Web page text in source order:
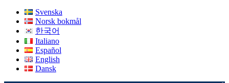
Svenska
Norsk bokmål
한국어
Italiano
Español
English
Dansk